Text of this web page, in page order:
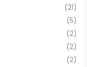
(21)
(5)
(2)
(2)
(2)